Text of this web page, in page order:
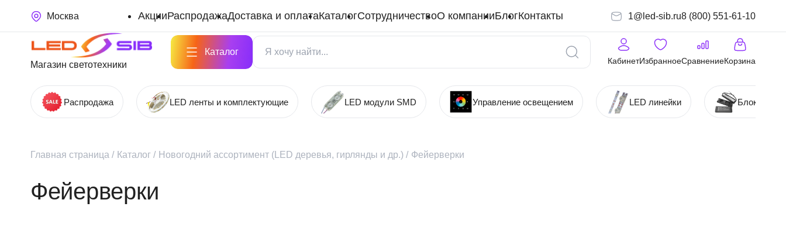
Москва АкцииРаспродажаДоставка и оплатаКаталогСотрудничествоО компанииБлогКонтакты 1@led-sib.ru8 (800) 551-61-10
Магазин светотехники
Каталог
КабинетИзбранноеСравнениеКорзина
Распродажа LED ленты и комплектующие LED модули SMD Управление освещением LED линейки Блоки
Главная страница / Каталог / Новогодний ассортимент (LED деревья, гирлянды и др.) / Фейерверки
Фейерверки